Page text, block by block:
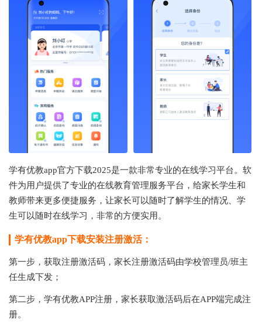
学有优教app官方下载2025是一款非常专业的在线学习平台。软
件为用户提供了专业的在线教育管理服务平台，给家长学生和
教师带来更多便捷服务，让家长可以随时了解学生的情况、学
生可以随时在线学习，非常的方便实用。
学有优教app下载安装注册激活：
第一步，获取注册激活码，家长注册激活码由学校管理员/班主
任生成下发；
第二步，学有优教APP注册，家长获取激活码后在APP端完成注
册。